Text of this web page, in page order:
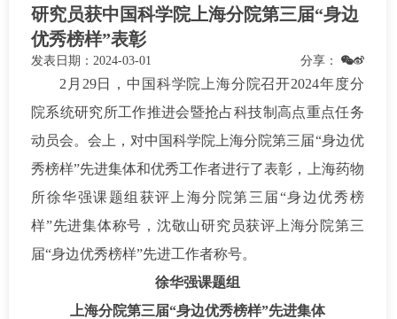
研究员获中国科学院上海分院第三届“身边
优秀榜样”表彰
发表日期： 2024-03-01 分享：
2月29日，中国科学院上海分院召开2024年度分
院系统研究所工作推进会暨抢占科技制高点重点任务
动员会。会上，对中国科学院上海分院第三届“身边优
秀榜样”先进集体和优秀工作者进行了表彰，上海药物
所徐华强课题组获评上海分院第三届“身边优秀榜
样”先进集体称号，沈敬山研究员获评上海分院第三
届“身边优秀榜样”先进工作者称号。
徐华强课题组
上海分院第三届“身边优秀榜样”先进集体